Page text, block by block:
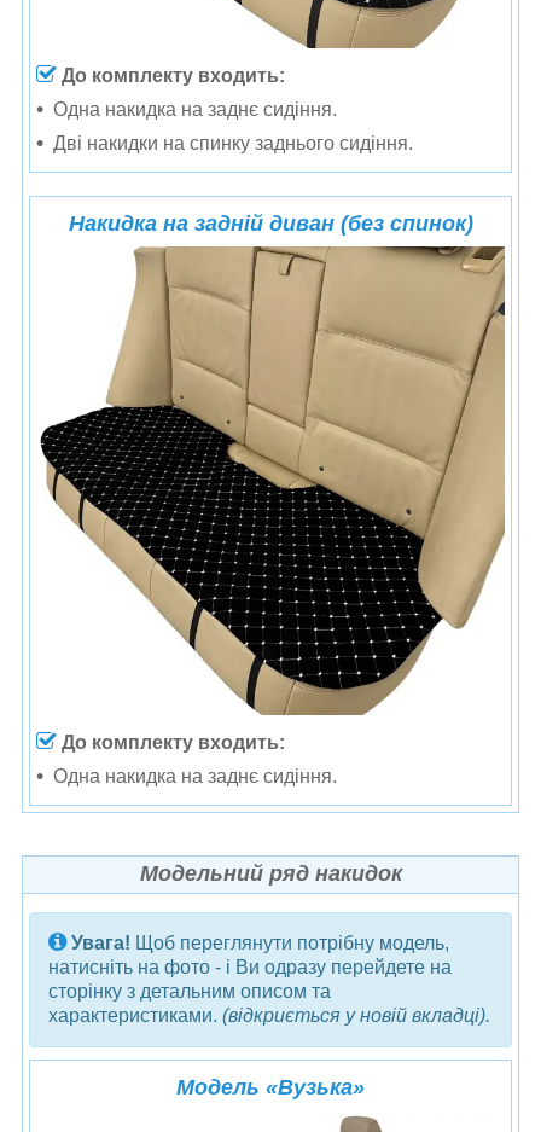
До комплекту входить:
Одна накидка на заднє сидіння.
Дві накидки на спинку заднього сидіння.
Накидка на задній диван (без спинок)
До комплекту входить:
Одна накидка на заднє сидіння.
Модельний ряд накидок
Увага! Щоб переглянути потрібну модель,
натисніть на фото - і Ви одразу перейдете на
сторінку з детальним описом та
характеристиками. (відкриється у новій вкладці).
Модель «Вузька»